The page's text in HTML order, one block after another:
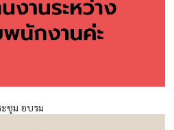
ชุม อบรม